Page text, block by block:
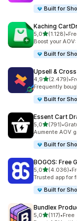
Built for
Kaching
5,0de 5 estrelas
(1.128)
1128 total de•
Boost your
Built for
Upsell &
4,9de 5 estrelas
(2.479)
2479 total de•
Frequently
Built for
Essent Cart
5,0de 5 estrelas
(791)
791 total de•
Aumente AOV
Built for
BOGOS: Free
5,0de 5 estrelas
(4.036)
4036 total de•
Trusted app for
Built for
Bundlex
5,0de 5 estrelas
(117)
117 total de•Free